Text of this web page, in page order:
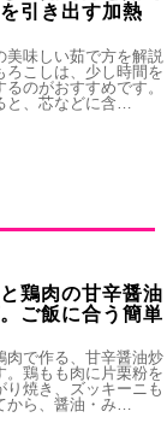
引き出す加熱
美味しい茹で方を解説
ろこしは、少し時間を
のがおすすめです。
と、芯などに含…
鶏肉の甘辛醤油
ご飯に合う簡単
肉で作る、甘辛醤油炒
。鶏もも肉に片栗粉を
り焼き、ズッキーニも
から、醤油・み…